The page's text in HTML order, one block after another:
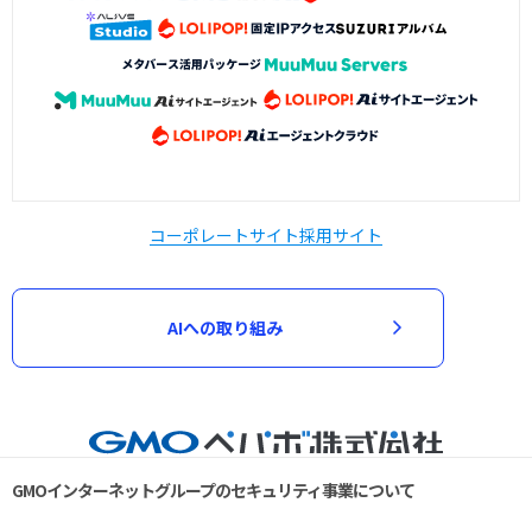
コーポレートサイト採用サイト
AIへの取り組み
GMOインターネットグループのセキュリティ事業について